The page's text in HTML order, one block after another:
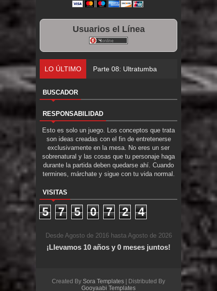
Usuarios el Línea
LO ÚLTIMO Parte 08: Ultratumba
BUSCADOR
RESPONSABILIDAD
Esto es solo un juego. Los conceptos que trata
son ideas creadas con el fin de entretenerse
exclusivamente en la mesa. No eres un ser
sobrenatural y las cosas que tu personaje haga
durante la partida deben quedarse ahí. Cuando
termines, márchate y sigue con tu vida normal.
VISITAS
5 7 5 0 7 2 4
Desde Agosto de 2016 hasta Agosto de 2026
¡Llevamos 10 años y 0 meses juntos!
Created By Sora Templates | Distributed By
Gooyaabi Templates